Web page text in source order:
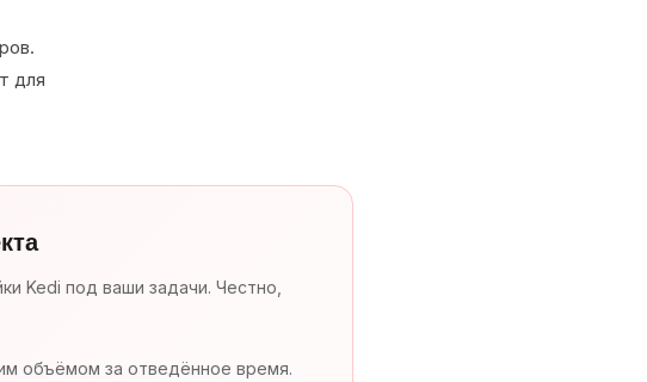
для
Kedi под ваши задачи. Честно,
объёмом за отведённое время.